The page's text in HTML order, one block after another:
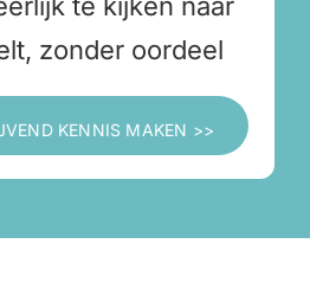
te kijken naar
zonder oordeel
KENNIS MAKEN >>